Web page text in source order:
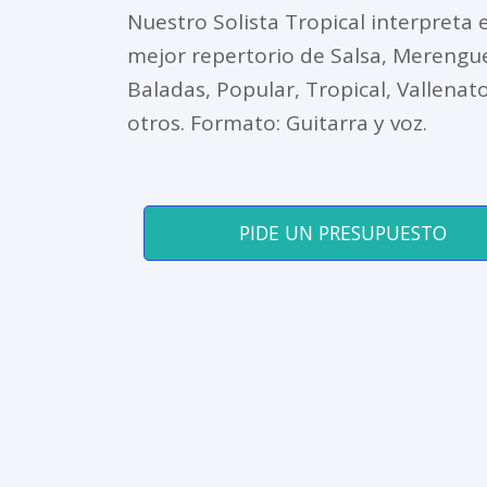
Nuestro Solista Tropical interpreta
mejor repertorio de Salsa,
Baladas, Popular, Tropical,
otros. Formato: Guitarra y voz.
PIDE UN PRESUPUESTO